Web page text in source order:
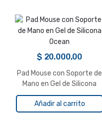
$ 20.000,00
Pad Mouse con Soporte de
Mano en Gel de Silicona
Ocean
Añadir al carrito